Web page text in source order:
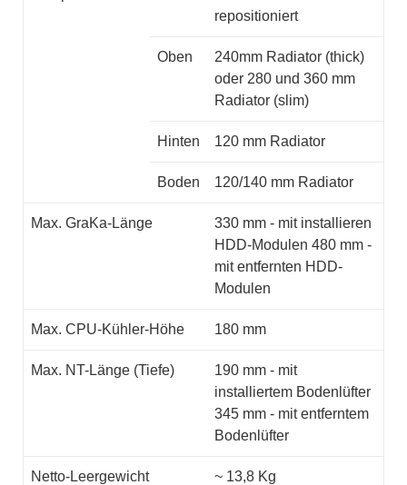
repositioniert
Oben
240mm Radiator (thick)
oder 280 und 360 mm
Radiator (slim)
Hinten 120 mm Radiator
Boden 120/140 mm Radiator
Max. GraKa-Länge
330 mm - mit installieren
HDD-Modulen 480 mm -
mit entfernten HDD-
Modulen
Max. CPU-Kühler-Höhe 180 mm
Max. NT-Länge (Tiefe)
190 mm - mit
installiertem Bodenlüfter
345 mm - mit entferntem
Bodenlüfter
Netto-Leergewicht ~ 13,8 Kg